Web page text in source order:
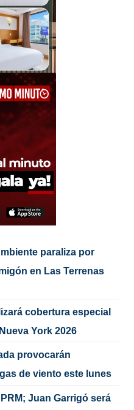
paraliza por
en Las Terrenas
cobertura especial
York 2026
provocarán
de viento este lunes
Juan Garrigó será